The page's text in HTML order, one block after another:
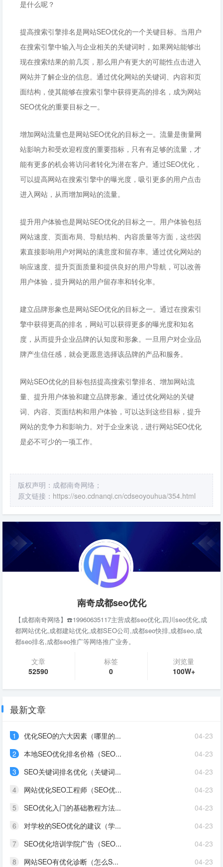
是什么呢？
提高搜索引擎排名是网站SEO优化的一个关键目标。当用户
在搜索引擎中输入与企业相关的关键词时，如果网站能够出
现在搜索结果的前几页，那么用户有更大的可能性点击进入
网站并了解企业的信息。通过优化网站的关键词、内容和页
面结构，使其能够在搜索引擎中获得更高的排名，成为网站
SEO优化的重要目标之一。
增加网站流量也是网站SEO优化的目标之一。流量是衡量网
站影响力和受欢迎程度的重要指标，只有有足够的流量，才
能有更多的机会将访问者转化为潜在客户。通过SEO优化，
可以提高网站在搜索引擎中的曝光度，吸引更多的用户点击
进入网站，从而增加网站的流量。
提升用户体验也是网站SEO优化的目标之一。用户体验包括
网站速度、页面布局、导航结构、内容质量等方面，这些因
素直接影响用户对网站的满意度和留存率。通过优化网站的
响应速度、提升页面质量和提供良好的用户导航，可以改善
用户体验，提升网站的用户留存率和转化率。
建立品牌形象也是网站SEO优化的目标之一。通过在搜索引
擎中获得更高的排名，网站可以获得更多的曝光度和知名
度，从而提升企业品牌的认知度和形象。一旦用户对企业品
牌产生信任感，就会更愿意选择该品牌的产品和服务。
网站SEO优化的目标包括提高搜索引擎排名、增加网站流
量、提升用户体验和建立品牌形象。通过优化网站的关键
词、内容、页面结构和用户体验，可以达到这些目标，提升
网站的竞争力和影响力。对于企业来说，进行网站SEO优化
是必不可少的一项工作。
版权声明：成都南奇网络；
原文链接： https://seo.cdnanqi.cn/cdseoyouhua/354.html
南奇成都seo优化
【成都南奇网络】☎️19960635117主营成都seo优化,四川seo优化,成
都网站优化,成都建站优化,成都SEO公司,成都seo快排,成都seo,成
都seo排名,成都seo推广等网络推广业务。
文章
52590
标签
0
浏览量
100W+
最新文章
04-23
1
优化SEO的六大因素（哪里的...
04-23
2
本地SEO优化排名价格（SEO...
04-23
3
SEO关键词排名优化（关键词...
04-23
4
网站优化SEO工程师（SEO优...
04-23
5
SEO优化入门的基础教程方法...
04-23
6
对学校的SEO优化的建议（学...
04-23
7
SEO优化培训学院广告（SEO...
04-23
8 网站SEO有优化诊断（怎么S...